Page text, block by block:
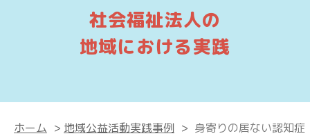
社会福祉法人の
地域における実践
ホーム > 地域公益活動実践事例 > 身寄りの居ない認知症